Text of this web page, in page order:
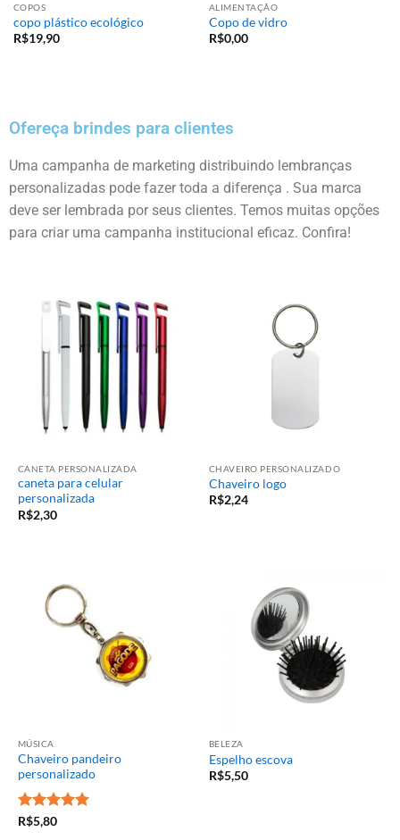
COPOS
copo plástico ecológico
R$19,90
ALIMENTAÇÃO
Copo de vidro
R$0,00
Ofereça brindes para clientes
Uma campanha de marketing distribuindo lembranças
personalizadas pode fazer toda a diferença . Sua marca
deve ser lembrada por seus clientes. Temos muitas opções
para criar uma campanha institucional eficaz. Confira!
CANETA PERSONALIZADA
caneta para celular
personalizada
R$2,30
CHAVEIRO PERSONALIZADO
Chaveiro logo
R$2,24
MÚSICA
Chaveiro pandeiro
personalizado
Avaliação
R$5,80
BELEZA
Espelho escova
R$5,50